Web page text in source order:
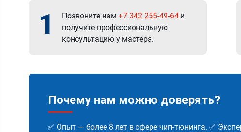
1 Позвоните нам +7 342 255-49-64 и
получите профессиональную
консультацию у мастера.
Почему нам можно доверять?
✅ Опыт — более 8 лет в сфере чип-тюнинга. ✅